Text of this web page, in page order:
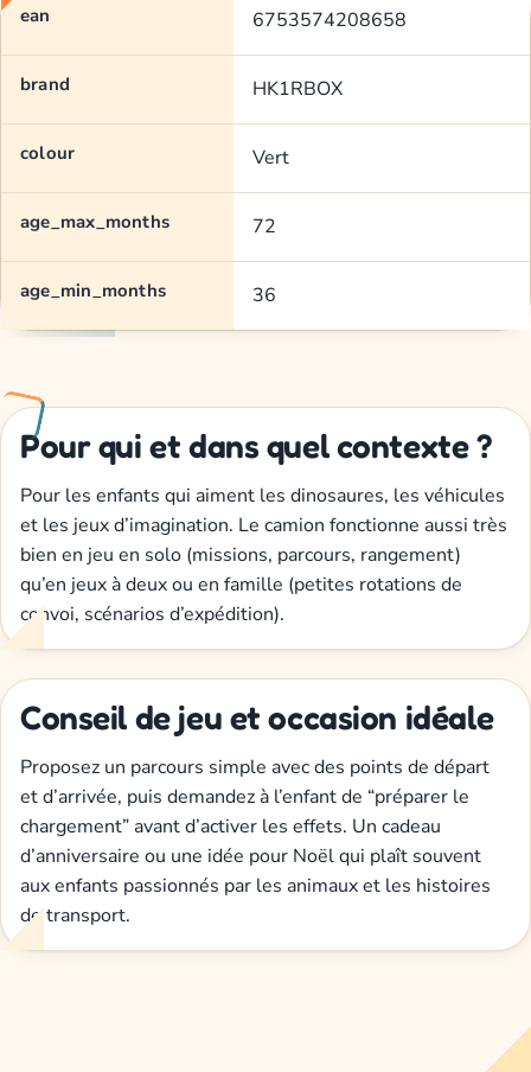
ean 6753574208658
brand HK1RBOX
colour Vert
age_max_months 72
age_min_months 36
Pour qui et dans quel contexte ?
Pour les enfants qui aiment les dinosaures, les véhicules
et les jeux d’imagination. Le camion fonctionne aussi très
bien en jeu en solo (missions, parcours, rangement)
qu’en jeux à deux ou en famille (petites rotations de
convoi, scénarios d’expédition).
Conseil de jeu et occasion idéale
Proposez un parcours simple avec des points de départ
et d’arrivée, puis demandez à l’enfant de “préparer le
chargement” avant d’activer les effets. Un cadeau
d’anniversaire ou une idée pour Noël qui plaît souvent
aux enfants passionnés par les animaux et les histoires
de transport.